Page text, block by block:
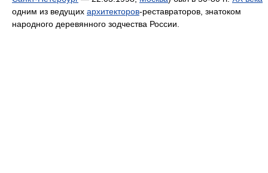
одним из ведущих архитекторов-реставраторов, знатоком
народного деревянного зодчества России.